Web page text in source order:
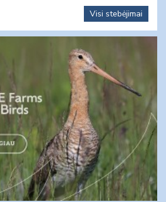
Visi stebėjimai